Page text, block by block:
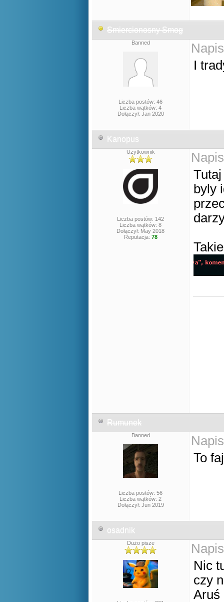
Smiercionosny Smog
Banned
Liczba postów: 46
Liczba wątków: 4
Dołączył: Jan 2020
I
Kanopus
Użytkownik
Liczba postów: 142
Liczba wątków: 8
Dołączył: May 2018
Reputacja: 78
byly
Rumunek
Banned
Liczba postów: 56
Liczba wątków: 2
Dołączył: Jun 2019
To
osadnik
Dużo pisze
Nic
czy
Aruś